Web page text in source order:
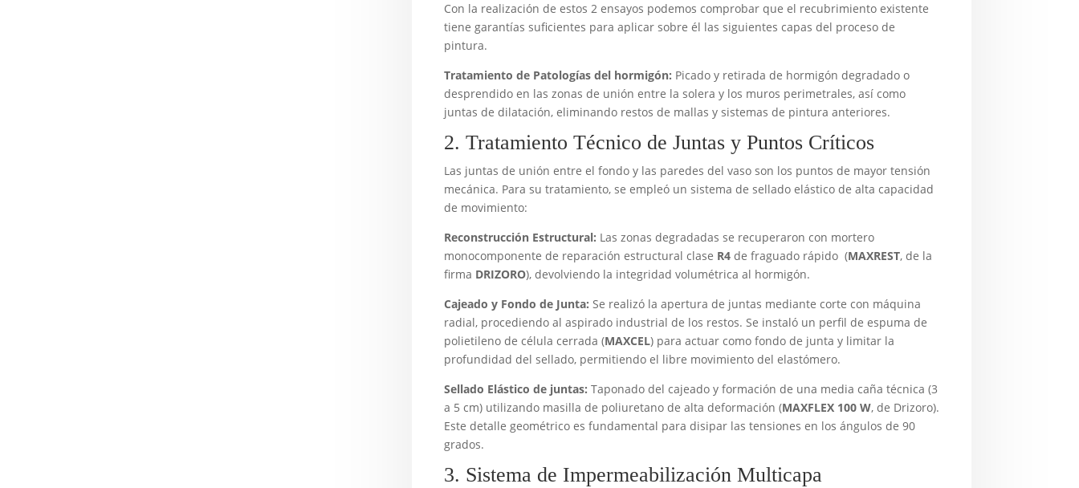
Con la realización de estos 2 ensayos podemos comprobar que el recubrimiento existente
tiene garantías suficientes para aplicar sobre él las siguientes capas del proceso de
pintura.
Tratamiento de Patologías del hormigón: Picado y retirada de hormigón degradado o
desprendido en las zonas de unión entre la solera y los muros perimetrales, así como
juntas de dilatación, eliminando restos de mallas y sistemas de pintura anteriores.
2. Tratamiento Técnico de Juntas y Puntos Críticos
Las juntas de unión entre el fondo y las paredes del vaso son los puntos de mayor tensión
mecánica. Para su tratamiento, se empleó un sistema de sellado elástico de alta capacidad
de movimiento:
Reconstrucción Estructural: Las zonas degradadas se recuperaron con mortero
monocomponente de reparación estructural clase R4de fraguado rápido (MAXREST, de la
firma DRIZORO), devolviendo la integridad volumétrica al hormigón.
Cajeado y Fondo de Junta: Se realizó la apertura de juntas mediante corte con máquina
radial, procediendo al aspirado industrial de los restos. Se instaló un perfil de espuma de
polietileno de célula cerrada (MAXCEL) para actuar como fondo de junta y limitar la
profundidad del sellado, permitiendo el libre movimiento del elastómero.
Sellado Elástico de juntas: Taponado del cajeado y formación de una media caña técnica (3
a 5 cm) utilizando masilla de poliuretano de alta deformación (MAXFLEX 100 W, de Drizoro).
Este detalle geométrico es fundamental para disipar las tensiones en los ángulos de 90
grados.
3. Sistema de Impermeabilización Multicapa